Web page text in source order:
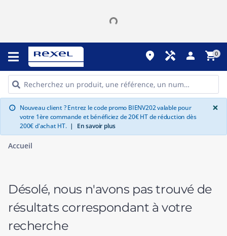
place handyman person shopping_cart0
info Nouveau client ? Entrez le code promo BIENV202 valable pour
votre 1ère commande et bénéficiez de 20€ HT de réduction dès
200€ d'achat HT. | En savoir plus
×
Accueil
Désolé, nous n'avons pas trouvé de
résultats correspondant à votre
recherche